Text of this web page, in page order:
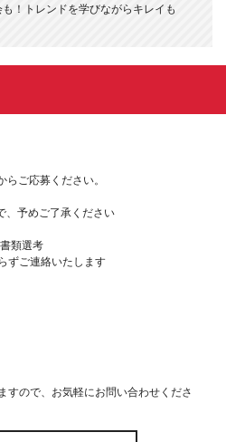
！トレンドを学びながらキレイも
ご応募ください。
、予めご了承ください
類選考
ずご連絡いたします
ので、お気軽にお問い合わせくださ